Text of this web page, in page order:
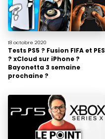
18 octobre 2020
Tests PS5 ? Fusion FIFA et PES
? xCloud sur iPhone ?
Bayonetta 3 semaine
prochaine ?